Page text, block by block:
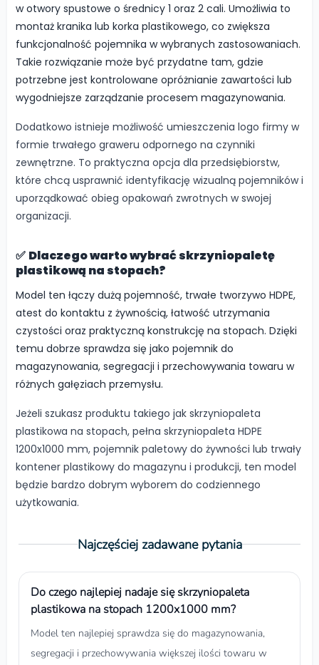
w otwory spustowe o średnicy 1 oraz 2 cali. Umożliwia to
montaż kranika lub korka plastikowego, co zwiększa
funkcjonalność pojemnika w wybranych zastosowaniach.
Takie rozwiązanie może być przydatne tam, gdzie
potrzebne jest kontrolowane opróżnianie zawartości lub
wygodniejsze zarządzanie procesem magazynowania.
Dodatkowo istnieje możliwość umieszczenia logo firmy w
formie trwałego graweru odpornego na czynniki
zewnętrzne. To praktyczna opcja dla przedsiębiorstw,
które chcą usprawnić identyfikację wizualną pojemników i
uporządkować obieg opakowań zwrotnych w swojej
organizacji.
✅ Dlaczego warto wybrać skrzyniopaletę
plastikową na stopach?
Model ten łączy dużą pojemność, trwałe tworzywo HDPE,
atest do kontaktu z żywnością, łatwość utrzymania
czystości oraz praktyczną konstrukcję na stopach. Dzięki
temu dobrze sprawdza się jako pojemnik do
magazynowania, segregacji i przechowywania towaru w
różnych gałęziach przemysłu.
Jeżeli szukasz produktu takiego jak skrzyniopaleta
plastikowa na stopach, pełna skrzyniopaleta HDPE
1200x1000 mm, pojemnik paletowy do żywności lub trwały
kontener plastikowy do magazynu i produkcji, ten model
będzie bardzo dobrym wyborem do codziennego
użytkowania.
Najczęściej zadawane pytania
Do czego najlepiej nadaje się skrzyniopaleta
plastikowa na stopach 1200x1000 mm?
Model ten najlepiej sprawdza się do magazynowania,
segregacji i przechowywania większej ilości towaru w